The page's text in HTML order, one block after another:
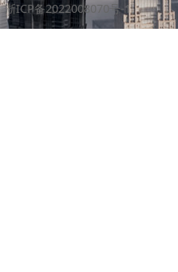
浙ICP备2022008070号-1